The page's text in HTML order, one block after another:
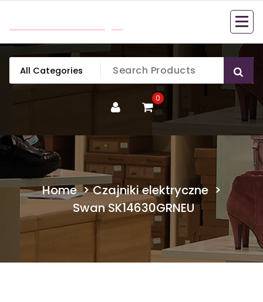
content
0
Home>Czajniki elektryczne >
Swan SK14630GRNEU